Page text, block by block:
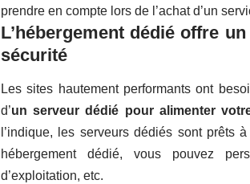
prendre en compte lors de l’achat d’un
L’hébergement dédié offre
sécurité
Les sites hautement performants ont
d’un serveur dédié pour alimenter
l’indique, les serveurs dédiés sont prêts
hébergement dédié, vous pouvez
d’exploitation, etc.